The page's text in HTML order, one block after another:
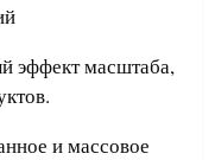
эффект масштаба,
и массовое